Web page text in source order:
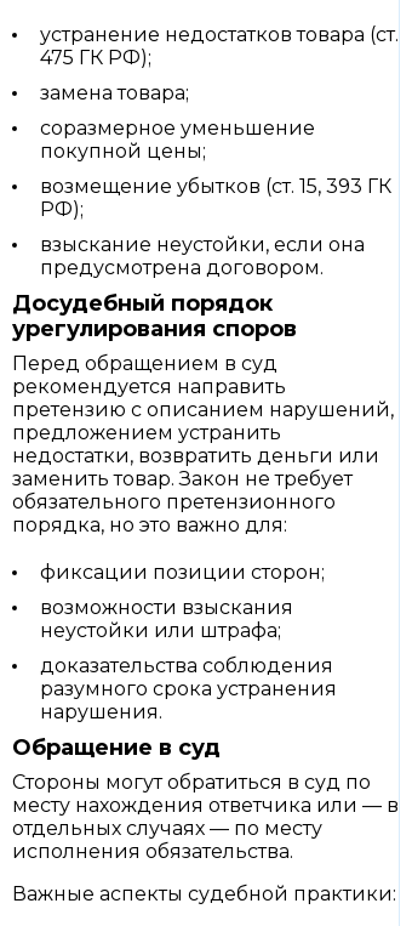
устранение недостатков товара (ст.
475 ГК РФ);
замена товара;
соразмерное уменьшение
покупной цены;
возмещение убытков (ст. 15, 393 ГК
РФ);
взыскание неустойки, если она
предусмотрена договором.
Досудебный порядок
урегулирования споров
Перед обращением в суд
рекомендуется направить
претензию с описанием нарушений,
предложением устранить
недостатки, возвратить деньги или
заменить товар. Закон не требует
обязательного претензионного
порядка, но это важно для:
фиксации позиции сторон;
возможности взыскания
неустойки или штрафа;
доказательства соблюдения
разумного срока устранения
нарушения.
Обращение в суд
Стороны могут обратиться в суд по
месту нахождения ответчика или — в
отдельных случаях — по месту
исполнения обязательства.
Важные аспекты судебной практики: